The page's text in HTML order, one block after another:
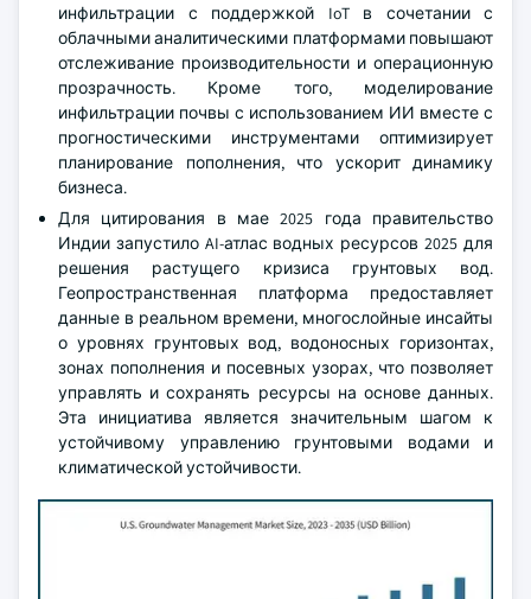
инфильтрации с поддержкой IoT в сочетании с
облачными аналитическими платформами повышают
отслеживание производительности и операционную
прозрачность. Кроме того, моделирование
инфильтрации почвы с использованием ИИ вместе с
прогностическими инструментами оптимизирует
планирование пополнения, что ускорит динамику
бизнеса.
Для цитирования в мае 2025 года правительство
Индии запустило AI-атлас водных ресурсов 2025 для
решения растущего кризиса грунтовых вод.
Геопространственная платформа предоставляет
данные в реальном времени, многослойные инсайты
о уровнях грунтовых вод, водоносных горизонтах,
зонах пополнения и посевных узорах, что позволяет
управлять и сохранять ресурсы на основе данных.
Эта инициатива является значительным шагом к
устойчивому управлению грунтовыми водами и
климатической устойчивости.